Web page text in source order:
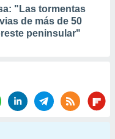
"Las tormentas
de más de 50
peninsular"